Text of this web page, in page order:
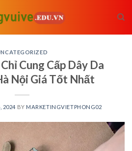
Cung Cấp Dây Da
Nội Giá Tốt Nhất
2024 BY MARKETINGVIETPHONG02